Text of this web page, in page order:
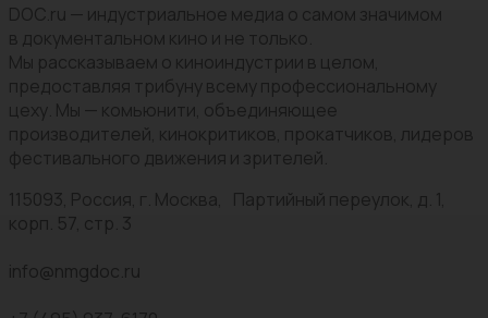
DOC.ru — индустриальное медиа о самом значимом
в документальном кино и не только.
Мы рассказываем о киноиндустрии в целом,
предоставляя трибуну всему профессиональному
цеху. Мы — комьюнити, объединяющее
производителей, кинокритиков, прокатчиков, лидеров
фестивального движения и зрителей.
115093, Россия, г. Москва, Партийный переулок, д. 1,
корп. 57, стр. 3
info@nmgdoc.ru